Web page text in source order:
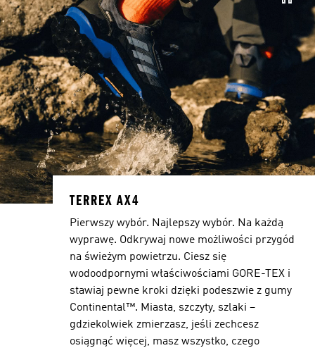
TERREX AX4
Pierwszy wybór. Najlepszy wybór. Na każdą
wyprawę. Odkrywaj nowe możliwości przygód
na świeżym powietrzu. Ciesz się
wodoodpornymi właściwościami GORE-TEX i
stawiaj pewne kroki dzięki podeszwie z gumy
Continental™. Miasta, szczyty, szlaki –
gdziekolwiek zmierzasz, jeśli zechcesz
osiągnąć więcej, masz wszystko, czego